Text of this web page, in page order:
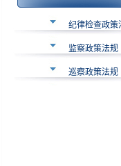
纪律检查政策
监察政策法规
巡察政策法规